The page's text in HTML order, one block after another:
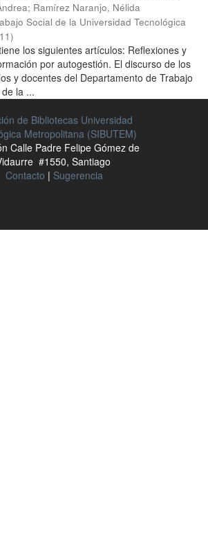
; Ramírez Naranjo, Nélida
Social de la Universidad Tecnológica
)
los siguientes artículos: Reflexiones y
por autogestión. El discurso de los
y docentes del Departamento de Trabajo
la ...
de Bibliotecas Universidad
Metropolitana (SIBUTEM)
Calle Padre Felipe Gómez de
#1550, Santiago
Contacto | Sugerencia